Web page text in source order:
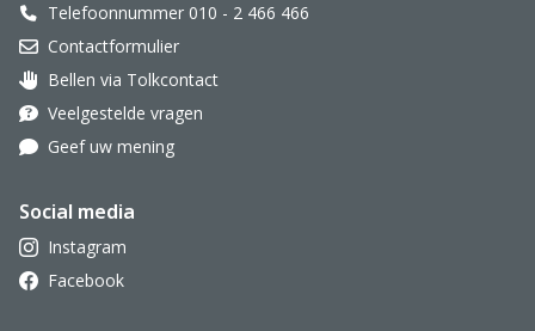
Telefoonnummer 010 - 2 466 466
Contactformulier
Oor met hoortoestel
Bellen via Tolkcontact
Veelgestelde vragen
Geef uw mening
Social media
Instagram
Facebook